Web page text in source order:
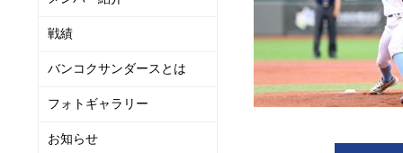
戦績
バンコクサンダースとは
フォトギャラリー
お知らせ